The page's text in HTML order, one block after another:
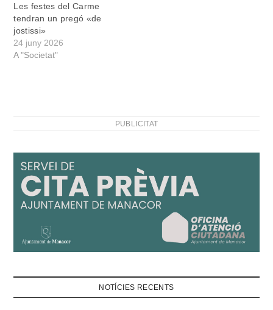
Les festes del Carme
tendran un pregó «de
jostissi»
24 juny 2026
A "Societat"
PUBLICITAT
NOTÍCIES RECENTS